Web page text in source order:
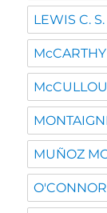
LEWIS C. S.
MUÑOZ